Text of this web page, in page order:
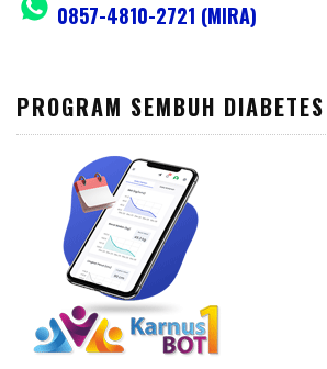
0857-4810-2721 (MIRA)
PROGRAM SEMBUH DIABETES